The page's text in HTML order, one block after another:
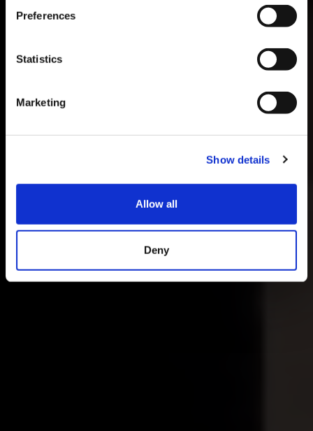
Preferences
Statistics
Marketing
Show details
Allow all
Deny